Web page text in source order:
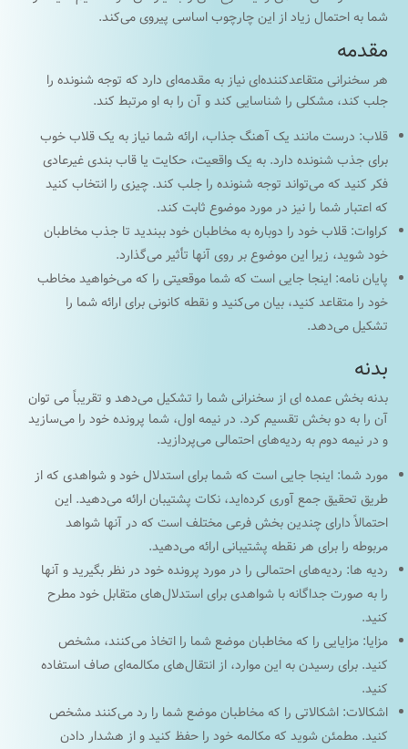
شما به احتمال زیاد از این چارچوب اساسی پیروی می‌کند.
مقدمه
هر سخنرانی متقاعدکننده‌ای نیاز به مقدمه‌ای دارد که توجه شنونده را
جلب کند، مشکلی را شناسایی کند و آن را به او مرتبط کند.
قلاب: درست مانند یک آهنگ جذاب، ارائه شما نیاز به یک قلاب خوب
برای جذب شنونده دارد. به یک واقعیت، حکایت یا قاب بندی غیرعادی
فکر کنید که می‌تواند توجه شنونده را جلب کند. چیزی را انتخاب کنید
که اعتبار شما را نیز در مورد موضوع ثابت کند.
کراوات: قلاب خود را دوباره به مخاطبان خود ببندید تا جذب مخاطبان
خود شوید، زیرا این موضوع بر روی آنها تأثیر می‌گذارد.
پایان نامه: اینجا جایی است که شما موقعیتی را که می‌خواهید مخاطب
خود را متقاعد کنید، بیان می‌کنید و نقطه کانونی برای ارائه شما را
تشکیل می‌دهد.
بدنه
بدنه بخش عمده ای از سخنرانی شما را تشکیل می‌دهد و تقریباً می توان
آن را به دو بخش تقسیم کرد. در نیمه اول، شما پرونده خود را می‌سازید
و در نیمه دوم به ردیه‌‎های احتمالی می‌پردازید.
مورد شما: اینجا جایی است که شما برای استدلال خود و شواهدی که از
طریق تحقیق جمع آوری کرده‌اید، نکات پشتیبان ارائه می‌دهید. این
احتمالاً دارای چندین بخش فرعی مختلف است که در آنها شواهد
مربوطه را برای هر نقطه پشتیبانی ارائه می‌دهید.
ردیه ها: ردیه‌های احتمالی را در مورد پرونده خود در نظر بگیرید و آنها
را به صورت جداگانه با شواهدی برای استدلال‌های متقابل خود مطرح
کنید.
مزایا: مزایایی را که مخاطبان موضع شما را اتخاذ می‌کنند، مشخص
کنید. برای رسیدن به این موارد، از انتقال‌های مکالمه‌ای صاف استفاده
کنید.
اشکالات: اشکالاتی را که مخاطبان موضع شما را رد می‌کنند مشخص
کنید. مطمئن شوید که مکالمه خود را حفظ کنید و از هشدار دادن